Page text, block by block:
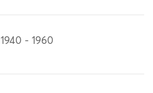
1940 - 1960